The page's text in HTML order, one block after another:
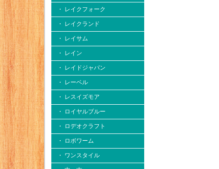
・ レイクフォーク
・ レイクランド
・ レイサム
・ レイン
・ レイドジャパン
・ レーベル
・ レスイズモア
・ ロイヤルブルー
・ ロデオクラフト
・ ロボワーム
・ ワンスタイル